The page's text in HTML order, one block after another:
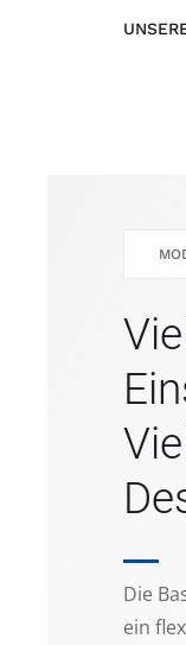
Die
ein